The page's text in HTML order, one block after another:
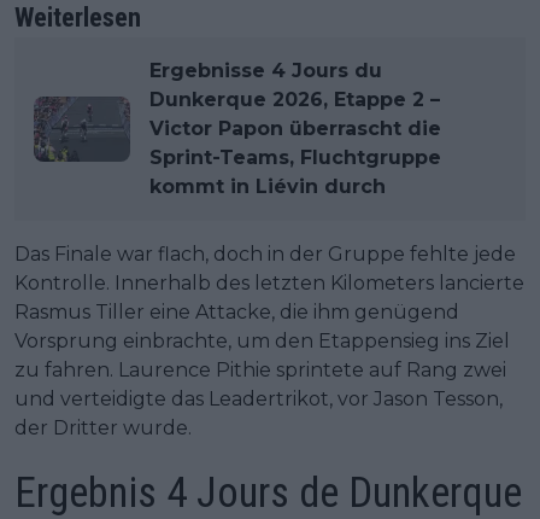
Weiterlesen
Ergebnisse 4 Jours du
Dunkerque 2026, Etappe 2 –
Victor Papon überrascht die
Sprint-Teams, Fluchtgruppe
kommt in Liévin durch
Das Finale war flach, doch in der Gruppe fehlte jede
Kontrolle. Innerhalb des letzten Kilometers lancierte
Rasmus Tiller eine Attacke, die ihm genügend
Vorsprung einbrachte, um den Etappensieg ins Ziel
zu fahren. Laurence Pithie sprintete auf Rang zwei
und verteidigte das Leadertrikot, vor Jason Tesson,
der Dritter wurde.
Ergebnis 4 Jours de Dunkerque